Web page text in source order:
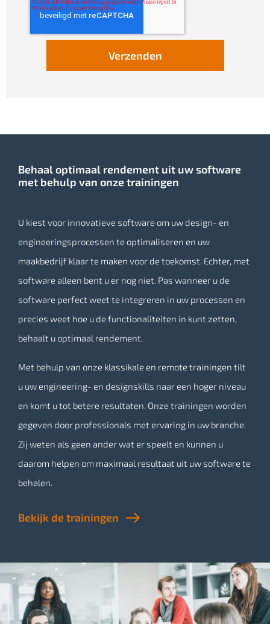
Behaal optimaal rendement uit uw software
met behulp van onze trainingen
U kiest voor innovatieve software om uw design- en
engineeringsprocessen te optimaliseren en uw
maakbedrijf klaar te maken voor de toekomst. Echter, met
software alleen bent u er nog niet. Pas wanneer u de
software perfect weet te integreren in uw processen en
precies weet hoe u de functionaliteiten in kunt zetten,
behaalt u optimaal rendement.
Met behulp van onze klassikale en remote trainingen tilt
u uw engineering- en designskills naar een hoger niveau
en komt u tot betere resultaten. Onze trainingen worden
gegeven door professionals met ervaring in uw branche.
Zij weten als geen ander wat er speelt en kunnen u
daarom helpen om maximaal resultaat uit uw software te
behalen.
Bekijk de trainingen